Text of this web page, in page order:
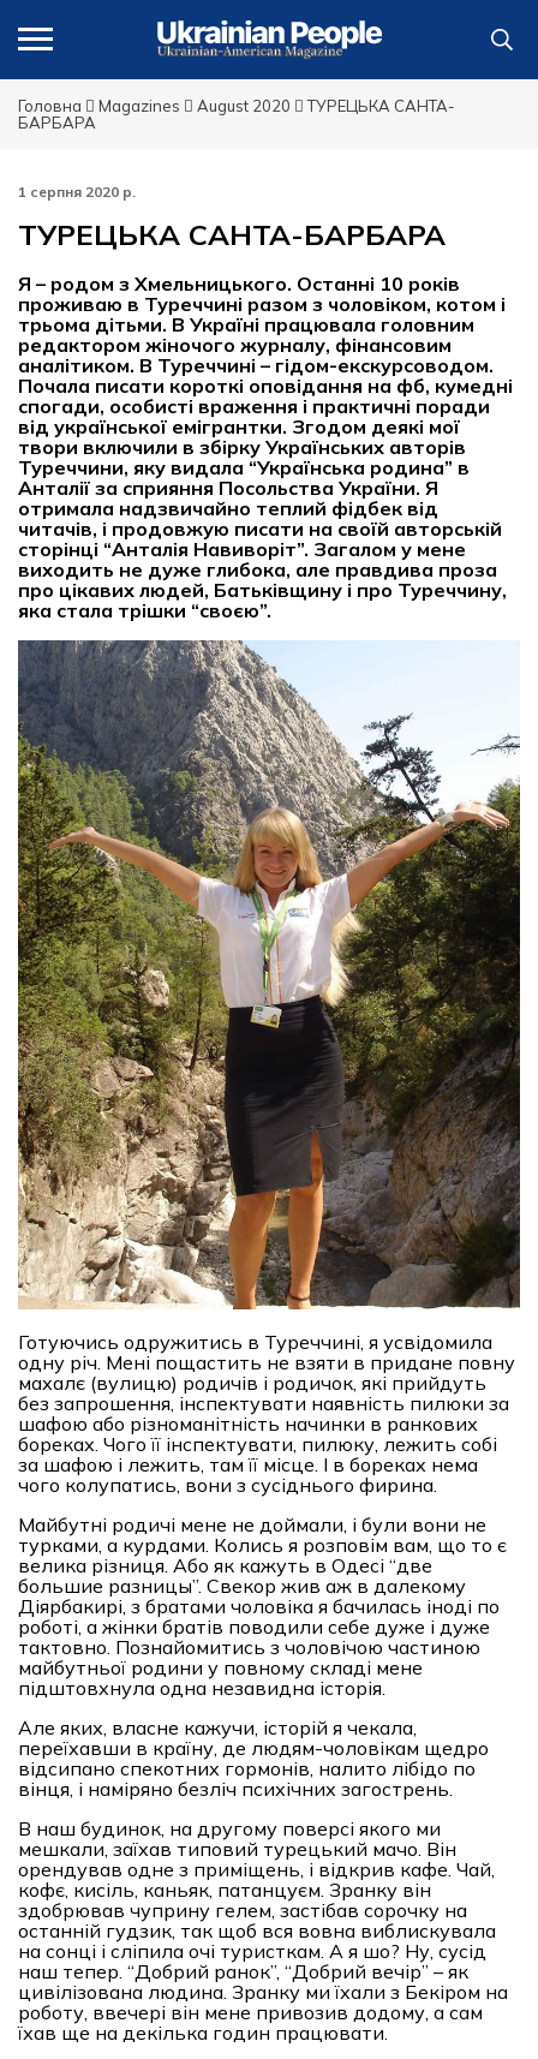
Головна Magazines August 2020
ТУРЕЦЬКА САНТА-
БАРБАРА
1 серпня 2020 р.
ТУРЕЦЬКА САНТА-БАРБАРА
Я – родом з Хмельницького. Останні 10 років
проживаю в Туреччині разом з чоловіком, котом і
трьома дітьми. В Україні працювала головним
редактором жіночого журналу, фінансовим
аналітиком. В Туреччині – гідом-екскурсоводом.
Почала писати короткі оповідання на фб, кумедні
спогади, особисті враження і практичні поради
від української емігрантки. Згодом деякі мої
твори включили в збірку Українських авторів
Туреччини, яку видала “Українська родина” в
Анталії за сприяння Посольства України. Я
отримала надзвичайно теплий фідбек від
читачів, і продовжую писати на своїй авторській
сторінці “Анталія Навиворіт”. Загалом у мене
виходить не дуже глибока, але правдива проза
про цікавих людей, Батьківщину і про Туреччину,
яка стала трішки “своєю”.
Готуючись одружитись в Туреччині, я усвідомила
одну річ. Мені пощастить не взяти в придане повну
махалє (вулицю) родичів і родичок, які прийдуть
без запрошення, інспектувати наявність пилюки за
шафою або різноманітність начинки в ранкових
бореках. Чого її інспектувати, пилюку, лежить собі
за шафою і лежить, там її місце. І в бореках нема
чого колупатись, вони з сусіднього фирина.
Майбутні родичі мене не доймали, і були вони не
турками, а курдами. Колись я розповім вам, що то є
велика різниця. Або як кажуть в Одесі “две
большие разницы”. Свекор жив аж в далекому
Діярбакирі, з братами чоловіка я бачилась іноді по
роботі, а жінки братів поводили себе дуже і дуже
тактовно. Познайомитись з чоловічою частиною
майбутньої родини у повному складі мене
підштовхнула одна незавидна історія.
Але яких, власне кажучи, історій я чекала,
переїхавши в країну, де людям-чоловікам щедро
відсипано спекотних гормонів, налито лібідо по
вінця, і наміряно безліч психічних загострень.
В наш будинок, на другому поверсі якого ми
мешкали, заїхав типовий турецький мачо. Він
орендував одне з приміщень, і відкрив кафе. Чай,
кофє, кисiль, каньяк, патанцуєм. Зранку він
здобрював чуприну гелем, застібав сорочку на
останній гудзик, так щоб вся вовна виблискувала
на сонці і сліпила очі туристкам. А я шо? Ну, сусід
наш тепер. “Добрий ранок”, “Добрий вечір” – як
цивілізована людина. Зранку ми їхали з Бекіром на
роботу, ввечері він мене привозив додому, а сам
їхав ще на декілька годин працювати.